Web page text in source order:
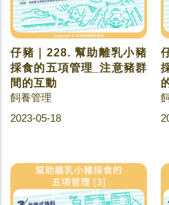
仔豬｜228. 幫助離乳小豬
採食的五項管理_注意豬群
間的互動
飼養管理
2023-05-18